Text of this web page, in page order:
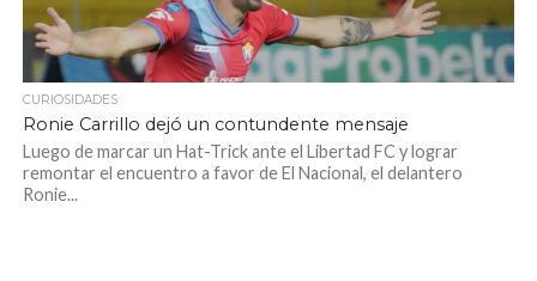
CURIOSIDADES
Ronie Carrillo dejó un contundente mensaje
Luego de marcar un Hat-Trick ante el Libertad FC y lograr
remontar el encuentro a favor de El Nacional, el delantero
Ronie...